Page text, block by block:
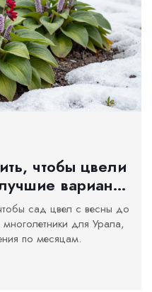
чтобы цвели
варианты
сад цвел с весны до
для Урала,
по месяцам.